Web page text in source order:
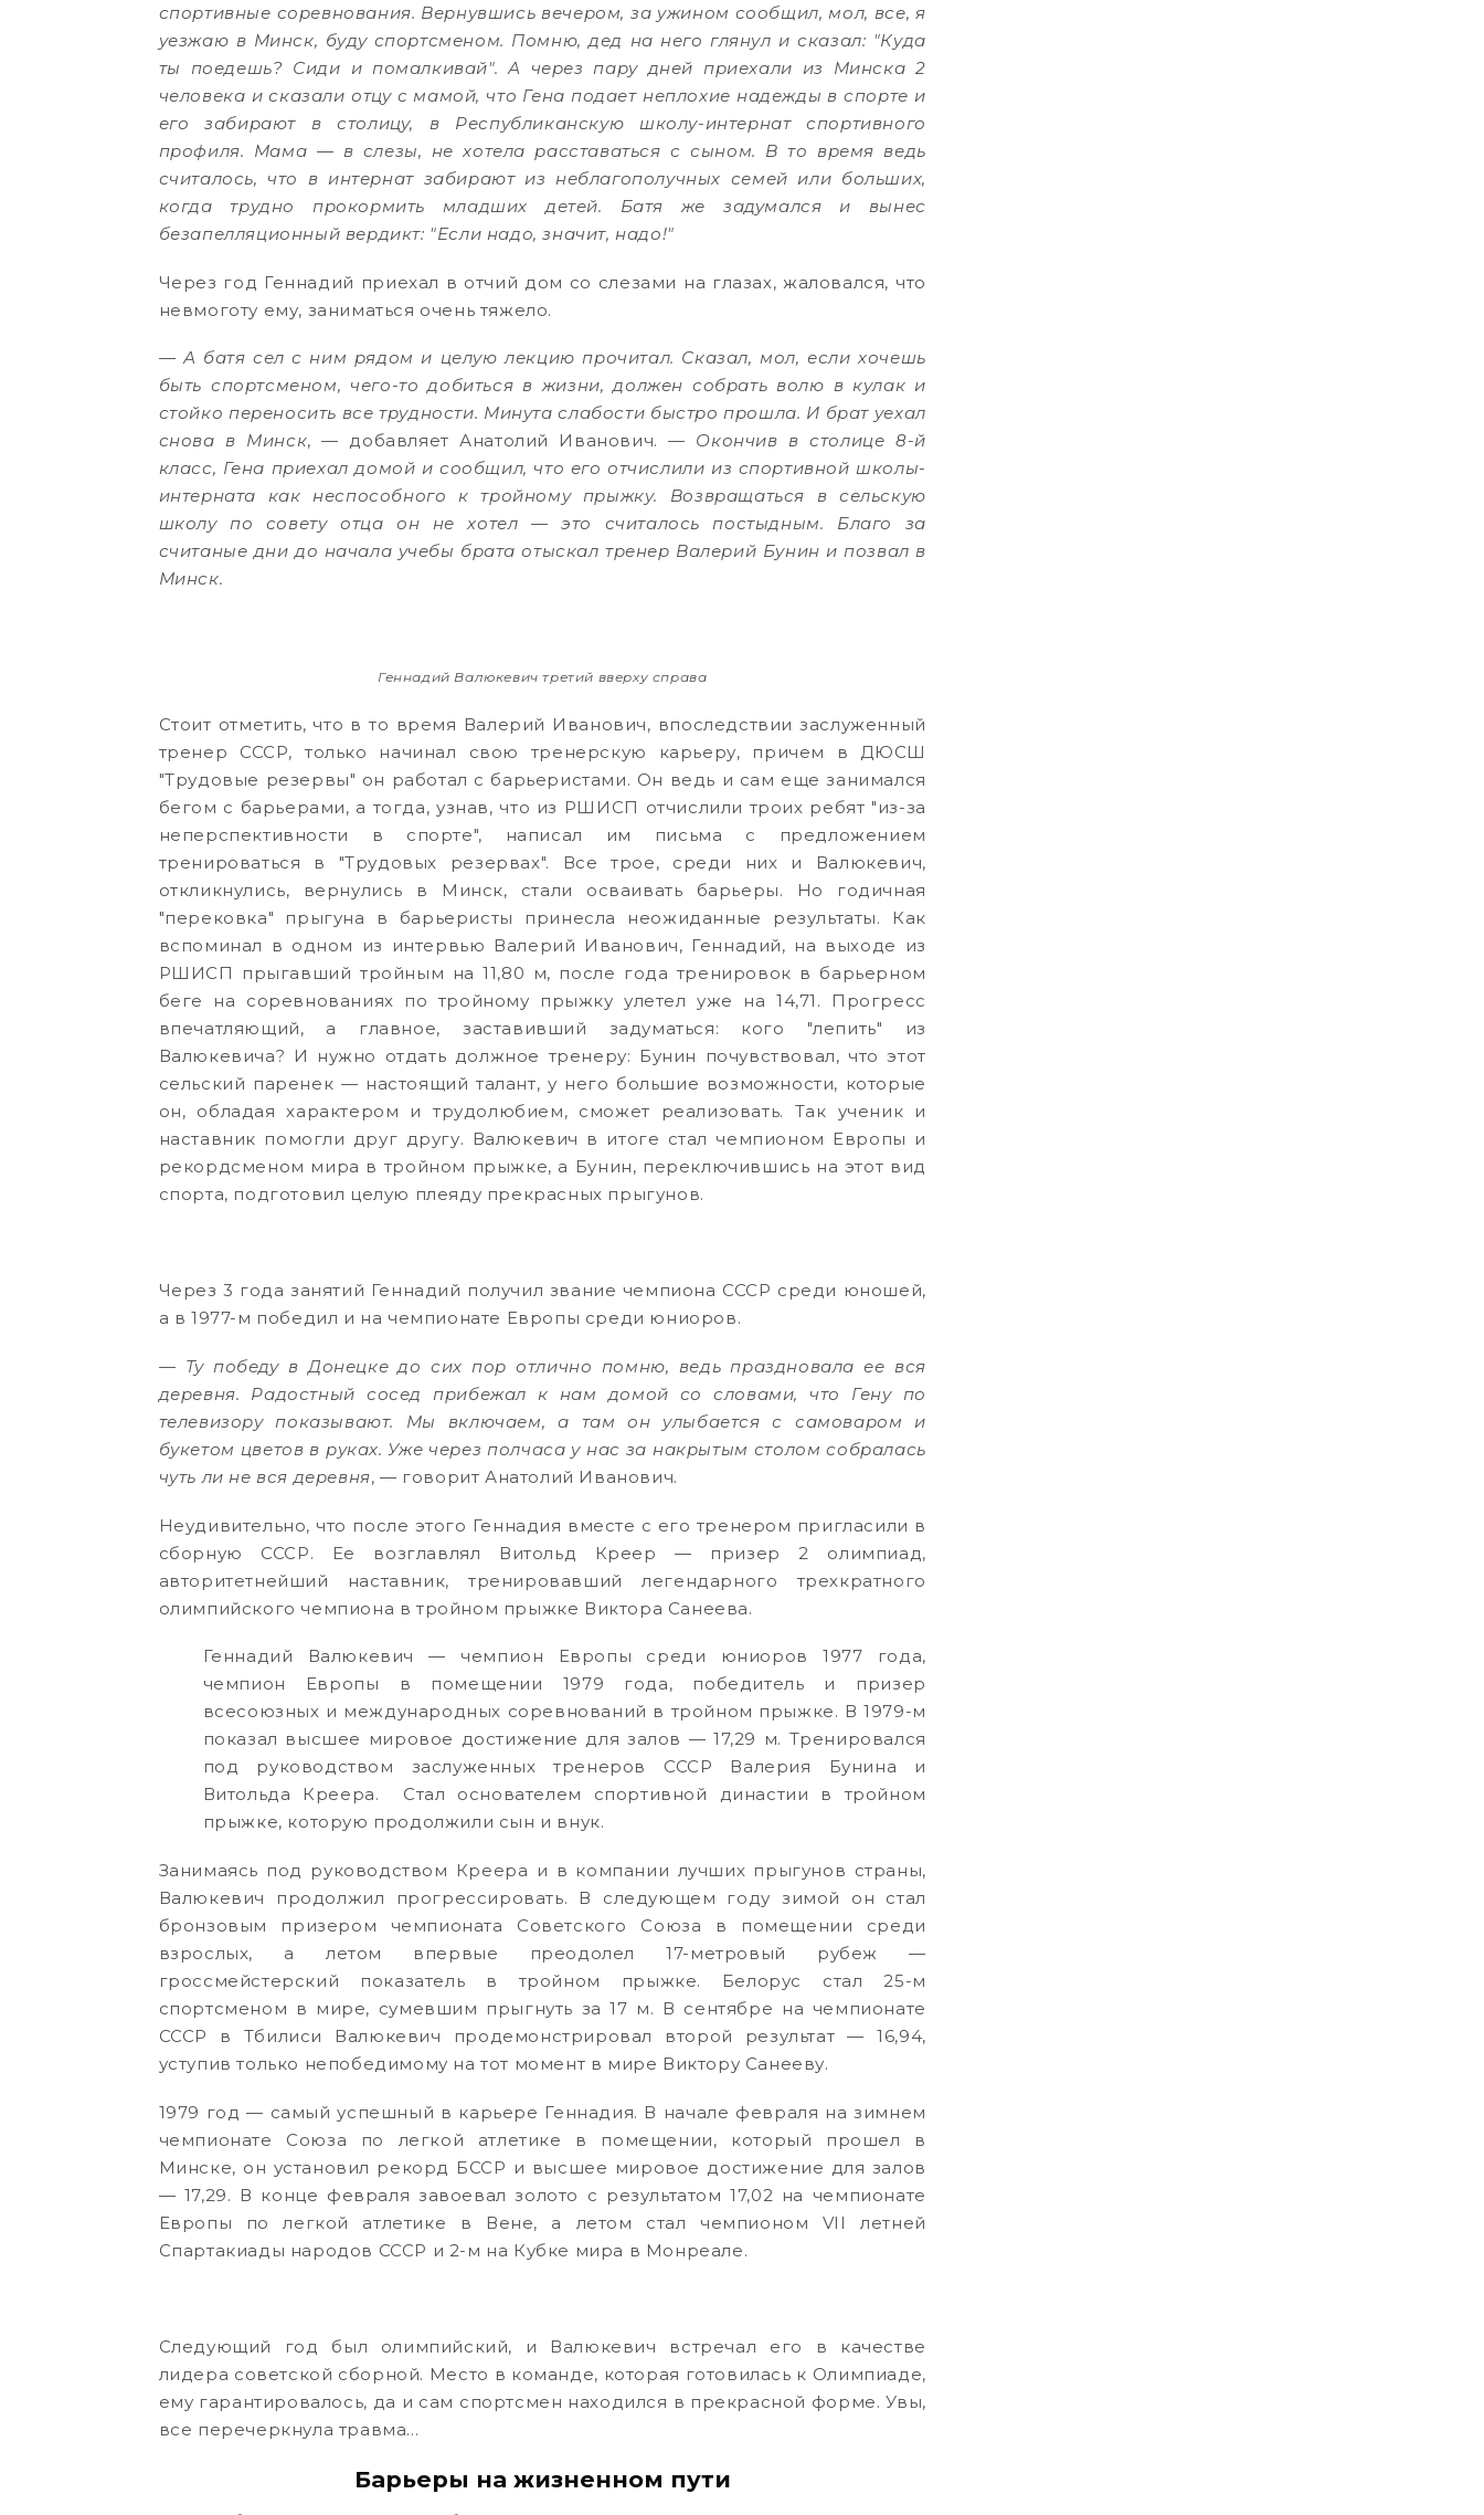
спортивные соревнования. Вернувшись вечером, за ужином сообщил, мол, все, я
уезжаю в Минск, буду спортсменом. Помню, дед на него глянул и сказал: "Куда
ты поедешь? Сиди и помалкивай". А через пару дней приехали из Минска 2
человека и сказали отцу с мамой, что Гена подает неплохие надежды в спорте и
его забирают в столицу, в Республиканскую школу-интернат спортивного
профиля. Мама — в слезы, не хотела расставаться с сыном. В то время ведь
считалось, что в интернат забирают из неблагополучных семей или больших,
когда трудно прокормить младших детей. Батя же задумался и вынес
безапелляционный вердикт: "Если надо, значит, надо!"
Через год Геннадий приехал в отчий дом со слезами на глазах, жаловался, что
невмоготу ему, заниматься очень тяжело.
— А батя сел с ним рядом и целую лекцию прочитал. Сказал, мол, если хочешь
быть спортсменом, чего-то добиться в жизни, должен собрать волю в кулак и
стойко переносить все трудности. Минута слабости быстро прошла. И брат уехал
снова в Минск, — добавляет Анатолий Иванович.— Окончив в столице 8-й
класс, Гена приехал домой и сообщил, что его отчислили из спортивной школы-
интерната как неспособного к тройному прыжку. Возвращаться в сельскую
школу по совету отца он не хотел — это считалось постыдным. Благо за
считаные дни до начала учебы брата отыскал тренер Валерий Бунин и позвал в
Минск.
Геннадий Валюкевич третий вверху справа
Стоит отметить, что в то время Валерий Иванович, впоследствии заслуженный
тренер СССР, только начинал свою тренерскую карьеру, причем в ДЮСШ
"Трудовые резервы" он работал с барьеристами. Он ведь и сам еще занимался
бегом с барьерами, а тогда, узнав, что из РШИСП отчислили троих ребят "из-за
неперспективности в спорте", написал им письма с предложением
тренироваться в "Трудовых резервах". Все трое, среди них и Валюкевич,
откликнулись, вернулись в Минск, стали осваивать барьеры. Но годичная
"перековка" прыгуна в барьеристы принесла неожиданные результаты. Как
вспоминал в одном из интервью Валерий Иванович, Геннадий, на выходе из
РШИСП прыгавший тройным на 11,80 м, после года тренировок в барьерном
беге на соревнованиях по тройному прыжку улетел уже на 14,71. Прогресс
впечатляющий, а главное, заставивший задуматься: кого "лепить" из
Валюкевича? И нужно отдать должное тренеру: Бунин почувствовал, что этот
сельский паренек — настоящий талант, у него большие возможности, которые
он, обладая характером и трудолюбием, сможет реализовать. Так ученик и
наставник помогли друг другу. Валюкевич в итоге стал чемпионом Европы и
рекордсменом мира в тройном прыжке, а Бунин, переключившись на этот вид
спорта, подготовил целую плеяду прекрасных прыгунов.
Через 3 года занятий Геннадий получил звание чемпиона СССР среди юношей,
а в 1977-м победил и на чемпионате Европы среди юниоров.
— Ту победу в Донецке до сих пор отлично помню, ведь праздновала ее вся
деревня. Радостный сосед прибежал к нам домой со словами, что Гену по
телевизору показывают. Мы включаем, а там он улыбается с самоваром и
букетом цветов в руках. Уже через полчаса у нас за накрытым столом собралась
чуть ли не вся деревня, — говорит Анатолий Иванович.
Неудивительно, что после этого Геннадия вместе с его тренером пригласили в
сборную СССР. Ее возглавлял Витольд Креер — призер 2 олимпиад,
авторитетнейший наставник, тренировавший легендарного трехкратного
олимпийского чемпиона в тройном прыжке Виктора Санеева.
Геннадий Валюкевич — чемпион Европы среди юниоров 1977 года,
чемпион Европы в помещении 1979 года, победитель и призер
всесоюзных и международных соревнований в тройном прыжке. В 1979-м
показал высшее мировое достижение для залов — 17,29 м. Тренировался
под руководством заслуженных тренеров СССР Валерия Бунина и
Витольда Креера. Стал основателем спортивной династии в тройном
прыжке, которую продолжили сын и внук.
Занимаясь под руководством Креера и в компании лучших прыгунов страны,
Валюкевич продолжил прогрессировать. В следующем году зимой он стал
бронзовым призером чемпионата Советского Союза в помещении среди
взрослых, а летом впервые преодолел 17-метровый рубеж —
гроссмейстерский показатель в тройном прыжке. Белорус стал 25-м
спортсменом в мире, сумевшим прыгнуть за 17 м. В сентябре на чемпионате
СССР в Тбилиси Валюкевич продемонстрировал второй результат — 16,94,
уступив только непобедимому на тот момент в мире Виктору Санееву.
1979 год — самый успешный в карьере Геннадия. В начале февраля на зимнем
чемпионате Союза по легкой атлетике в помещении, который прошел в
Минске, он установил рекорд БССР и высшее мировое достижение для залов
— 17,29. В конце февраля завоевал золото с результатом 17,02 на чемпионате
Европы по легкой атлетике в Вене, а летом стал чемпионом VII летней
Спартакиады народов СССР и 2-м на Кубке мира в Монреале.
Следующий год был олимпийский, и Валюкевич встречал его в качестве
лидера советской сборной. Место в команде, которая готовилась к Олимпиаде,
ему гарантировалось, да и сам спортсмен находился в прекрасной форме. Увы,
все перечеркнула травма…
Барьеры на жизненном пути